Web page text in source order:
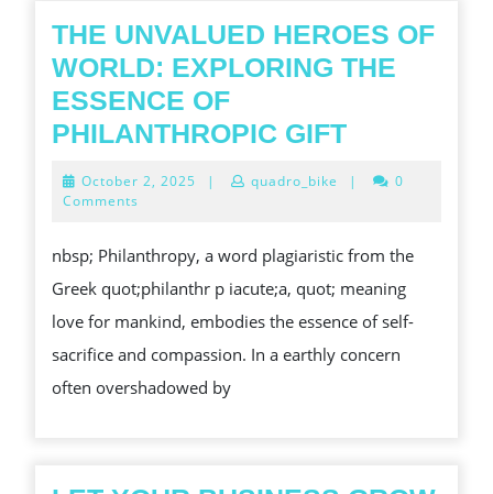
ITS
TIME
TO
COME
THE UNVALUED HEROES OF
WORLD: EXPLORING THE
ESSENCE OF
PHILANTHROPIC GIFTTHE
HEROES
WORLD:
THE
ESSENCE
October 2, 2025 October
| quadro_bike |
0
Comments
nbsp; Philanthropy, a word plagiaristic from the
Greek quot;philanthr p iacute;a, quot; meaning
love for mankind, embodies the essence of self-
sacrifice and compassion. In a earthly concern
often overshadowed by